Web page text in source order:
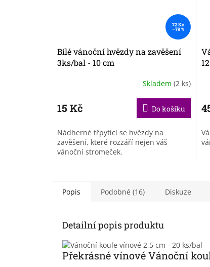
72 Kč
–79 %
Bílé vánoční hvězdy na zavěšení
3ks/bal - 10 cm
Skladem (2 ks)
15 Kč Do košíku
Nádherné třpytící se hvězdy na
zavěšení, které rozzáří nejen váš
vánoční stromeček.
Popis Podobné (16) Diskuze
Detailní popis produktu
Překrásné vínové Vánoční